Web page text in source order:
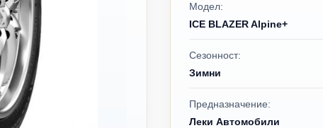
Модел:
ICE BLAZER Alpine+
Сезонност:
Зимни
Предназначение:
Леки Автомобили